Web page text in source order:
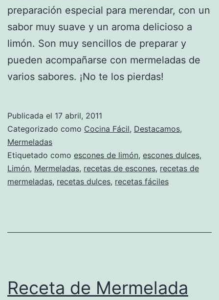
preparación especial para merendar, con un
sabor muy suave y un aroma delicioso a
limón. Son muy sencillos de preparar y
pueden acompañarse con mermeladas de
varios sabores. ¡No te los pierdas!
Publicada el 17 abril, 2011
Categorizado como Cocina Fácil, Destacamos,
Mermeladas
Etiquetado como escones de limón, escones dulces,
Limón, Mermeladas, recetas de escones, recetas de
mermeladas, recetas dulces, recetas fáciles
Receta de Mermelada